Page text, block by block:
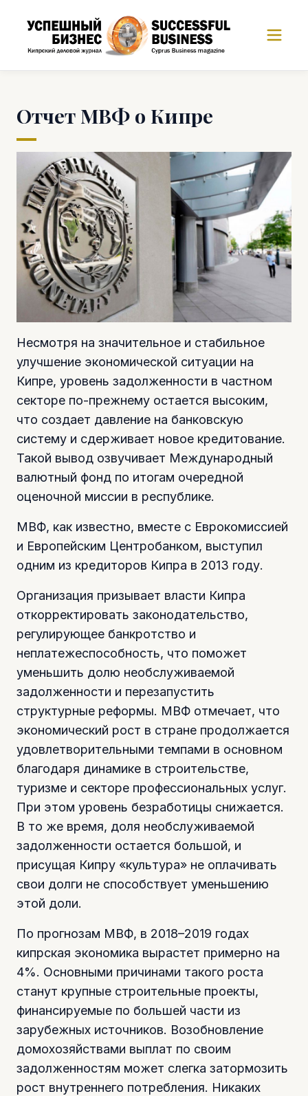
Отчет МВФ о Кипре
Несмотря на значительное и стабильное
улучшение экономической ситуации на
Кипре, уровень задолженности в частном
секторе по-прежнему остается высоким,
что создает давление на банковскую
систему и сдерживает новое кредитование.
Такой вывод озвучивает Международный
валютный фонд по итогам очередной
оценочной миссии в республике.
МВФ, как известно, вместе с Еврокомиссией
и Европейским Центробанком, выступил
одним из кредиторов Кипра в 2013 году.
Организация призывает власти Кипра
откорректировать законодательство,
регулирующее банкротство и
неплатежеспособность, что поможет
уменьшить долю необслуживаемой
задолженности и перезапустить
структурные реформы. МВФ отмечает, что
экономический рост в стране продолжается
удовлетворительными темпами в основном
благодаря динамике в строительстве,
туризме и секторе профессиональных услуг.
При этом уровень безработицы снижается.
В то же время, доля необслуживаемой
задолженности остается большой, и
присущая Кипру «культура» не оплачивать
свои долги не способствует уменьшению
этой доли.
По прогнозам МВФ, в 2018–2019 годах
кипрская экономика вырастет примерно на
4%. Основными причинами такого роста
станут крупные строительные проекты,
финансируемые по большей части из
зарубежных источников. Возобновление
домохозяйствами выплат по своим
задолженностям может слегка затормозить
рост внутреннего потребления. Никаких